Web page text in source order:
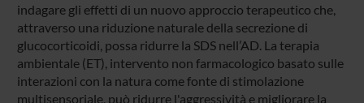
indagare gli effetti di un nuovo approccio terapeutico che,
attraverso una riduzione naturale della secrezione di
glucocorticoidi, possa ridurre la SDS nell’AD. La terapia
ambientale (ET), intervento non farmacologico basato sulle
interazioni con la natura come fonte di stimolazione
multisensoriale, può ridurre l'aggressività e migliorare la